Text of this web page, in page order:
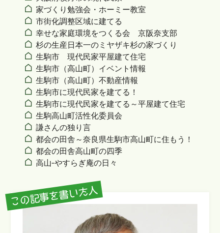
家づくり勉強会・ホーミー教室
市街化調整区域に建てる
幸せな家庭環境をつくる会 京阪奈支部
杉の生産日本一のミヤザキ杉の家づくり
生駒市 現代民家平屋建て住宅
生駒市（高山町）イベント情報
生駒市（高山町）不動産情報
生駒市に現代民家を建てる！
生駒市に現代民家を建てる～平屋建て住宅
生駒高山町活性化委員会
謙さんの独り言
都会の田舎～奈良県生駒市高山町に住もう！
都会の田舎高山町の四季
高山‐やすらぎ庵の日々
この記事を書いた人